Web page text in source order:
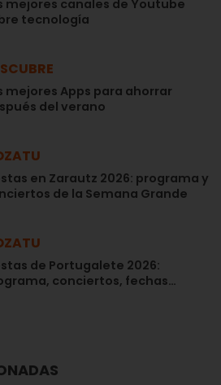
mejores canales de Youtube
tecnología
mejores Apps para ahorrar
del verano
en Zarautz 2026: programa y
de la Semana Grande
de Portugalete 2026:
conciertos, fechas…